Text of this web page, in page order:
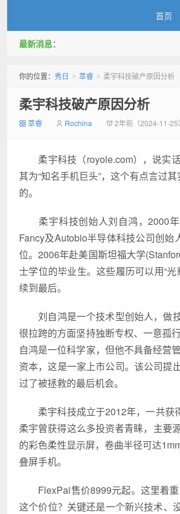
首页
最新消息：
你的位置： 秀日 > 萃睿 > 柔宇科技破产原因分析
柔宇科技破产原因分析
萃睿 Rochina 2年前（2024-11-25）
柔宇科技（royole.com），说实话
其为“知名手机巨头”，这个有点言过
的。
柔宇科技创始人刘自鸿，2000年
Fancy及Autobio半导体科技公司创
位。2006年赴美国斯坦福大学
士学位的毕业生。这些履历可以用“
续到最后。
刘自鸿是一个技术型创始人，做技
很拉跨的方面坚持独断专权、一意孤
自鸿是一位科学家，但他不具备经营
资本，这是一家上市公司。该公司提
过了被拯救的最后机会。
柔宇科技成立于2012年，一共获得
柔宇曾获得这么多投资者青睐，主要
的彩色柔性显示屏，卷曲半径可达
叠屏手机。
FlexPai售价8999元起。这里着重
这个价位？关键还是一个新兴技术、